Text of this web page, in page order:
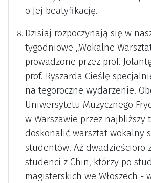
o Jej beatyfikację.
Dzisiaj rozpoczynają się w
tygodniowe „Wokalne
prowadzone przez prof.
prof. Ryszarda Cieślę
na tegoroczne wydarzenie.
Uniwersytetu Muzycznego
w Warszawie przez najbliższy
doskonalić warsztat wokalny
studentów. Aż dwadzieścioro
studenci z Chin, którzy po
magisterskich we Włoszech -